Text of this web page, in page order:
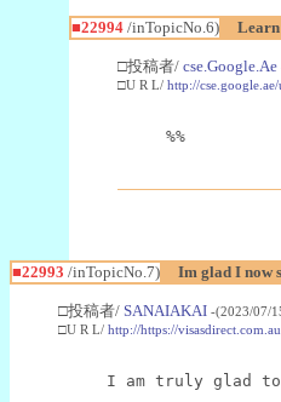
■22994/inTopicNo.6)
□投稿者/ cse.Google.Ae
□U R L/ http://
%%
■22993 /inTopicNo.7) Im glad I now
□投稿者/ SANAIAKAI -(2023/07/
□U R L/ http://https://visasdirect.com.au
I am truly glad